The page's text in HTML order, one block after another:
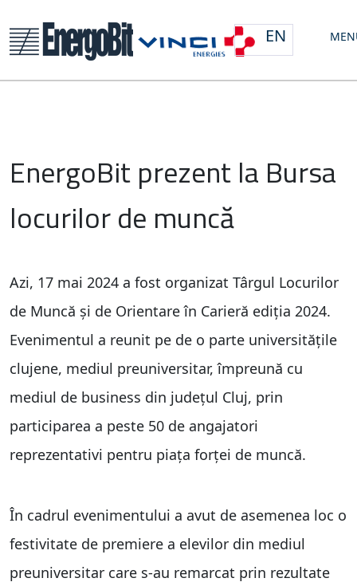
EN
EnergoBit prezent la Bursa
locurilor de muncă
Azi, 17 mai 2024 a fost organizat Târgul Locurilor
de Muncă și de Orientare în Carieră ediția 2024.
Evenimentul a reunit pe de o parte universitățile
clujene, mediul preuniversitar, împreună cu
mediul de business din județul Cluj, prin
participarea a peste 50 de angajatori
reprezentativi pentru piața forței de muncă.
În cadrul evenimentului a avut de asemenea loc o
festivitate de premiere a elevilor din mediul
preuniversitar care s-au remarcat prin rezultate